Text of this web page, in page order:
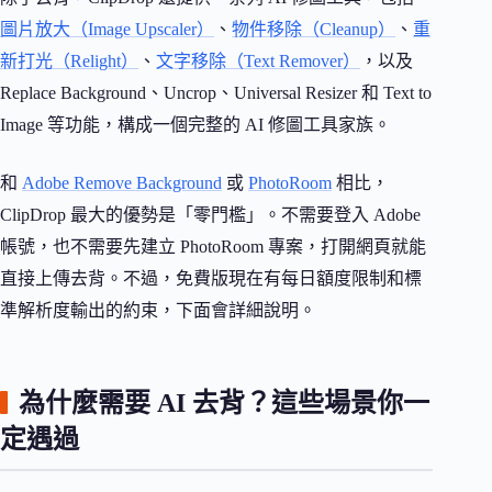
圖片放大（Image Upscaler）
、 物件移除（Cleanup） 、 重
新打光（Relight）
、 文字移除（Text Remover）
，以及
Replace Background、Uncrop、Universal Resizer 和 Text to
Image 等功能，構成一個完整的 AI 修圖工具家族。
和 Adobe Remove Background 或 PhotoRoom 相比，
ClipDrop 最大的優勢是「零門檻」。不需要登入 Adobe
帳號，也不需要先建立 PhotoRoom 專案，打開網頁就能
直接上傳去背。不過，免費版現在有每日額度限制和標
準解析度輸出的約束，下面會詳細說明。
為什麼需要 AI 去背？這些場景你一
定遇過